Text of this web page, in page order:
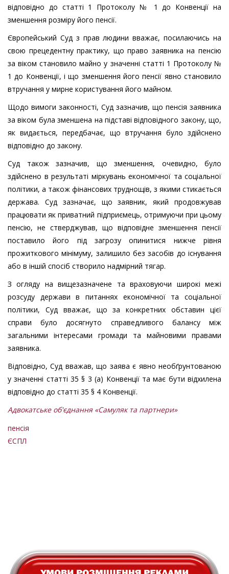
відповідно до статті 1 Протоколу № 1 до Конвенції на
зменшення розміру його пенсії.
Європейський Суд з прав людини вважає, посилаючись на
свою прецедентну практику, що право заявника на пенсію
за віком становило майно у значенні статті 1 Протоколу №
1 до Конвенції, і що зменшення його пенсії явно становило
втручання у мирне користування його майном.
Щодо вимоги законності, Суд зазначив, що пенсія заявника
за віком була зменшена на підставі відповідного закону, що,
як видається, передбачає, що втручання було здійснено
відповідно до закону.
Суд також зазначив, що зменшення, очевидно, було
здійснено в результаті міркувань економічної та соціальної
політики, а також фінансових труднощів, з якими стикається
держава. Суд зазначає, що заявник, який продовжував
працювати як приватний підприємець, отримуючи при цьому
пенсію, не стверджував, що відповідне зменшення пенсії
поставило його під загрозу опинитися нижче рівня
прожиткового мінімуму, залишило без засобів до існування
або в іншій спосіб створило надмірний тягар.
З огляду на вищезазначене та враховуючи широкі межі
розсуду держави в питаннях економічної та соціальної
політики, Суд вважає, що за конкретних обставин цієї
справи було досягнуто справедливого балансу між
загальними інтересами громади та майновими правами
заявника.
Відповідно, Суд вважав, що заява є явно необґрунтованою
у значенні статті 35 § 3 (a) Конвенції та має бути відхилена
відповідно до статті 35 § 4 Конвенції.
Адвокатське об'єднання «Самуляк та партнери»
пенсія
ЄСПЛ